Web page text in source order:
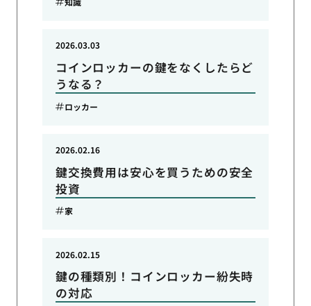
コインロッカーの鍵をなくしたらど
うなる？
2026.03.03
ロッカー
鍵交換費用は安心を買うための安全
投資
2026.02.16
家
鍵の種類別！コインロッカー紛失時
の対応
2026.02.15